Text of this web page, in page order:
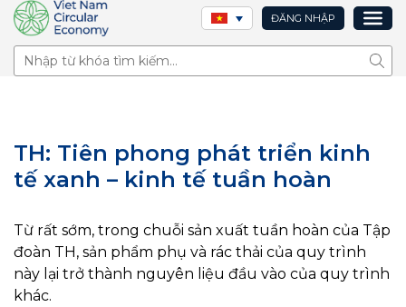
ĐĂNG NHẬP
Tìm
TH: Tiên phong phát triển kinh
tế xanh – kinh tế tuần hoàn
Từ rất sớm, trong chuỗi sản xuất tuần hoàn của Tập
đoàn TH, sản phẩm phụ và rác thải của quy trình
này lại trở thành nguyên liệu đầu vào của quy trình
khác.